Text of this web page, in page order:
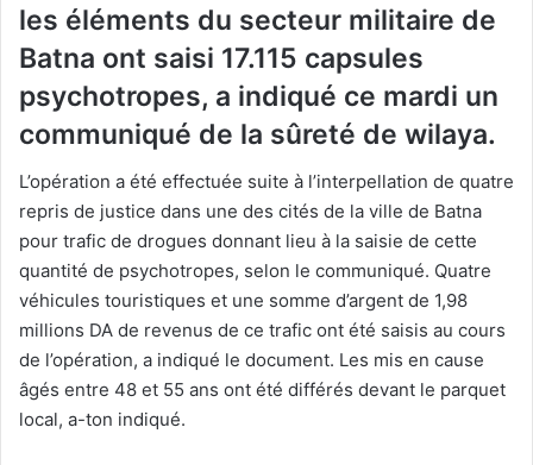
les éléments du secteur militaire de
Batna ont saisi 17.115 capsules
psychotropes, a indiqué ce mardi un
communiqué de la sûreté de wilaya.
L’opération a été effectuée suite à l’interpellation de quatre
repris de justice dans une des cités de la ville de Batna
pour trafic de drogues donnant lieu à la saisie de cette
quantité de psychotropes, selon le communiqué. Quatre
véhicules touristiques et une somme d’argent de 1,98
millions DA de revenus de ce trafic ont été saisis au cours
de l’opération, a indiqué le document. Les mis en cause
âgés entre 48 et 55 ans ont été différés devant le parquet
local, a-ton indiqué.